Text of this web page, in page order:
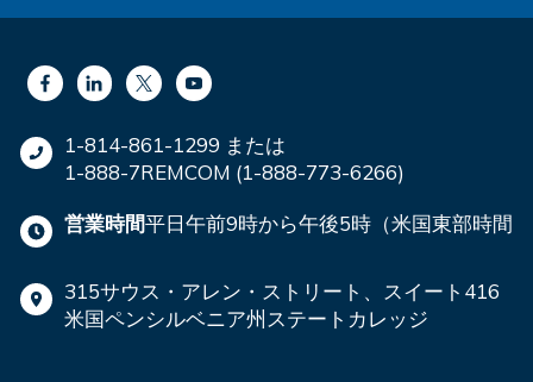
1-814-861-1299 または
1-888-7REMCOM (1-888-773-6266)
営業時間平日午前9時から午後5時（米国東部時間
315サウス・アレン・ストリート、スイート416
米国ペンシルベニア州ステートカレッジ